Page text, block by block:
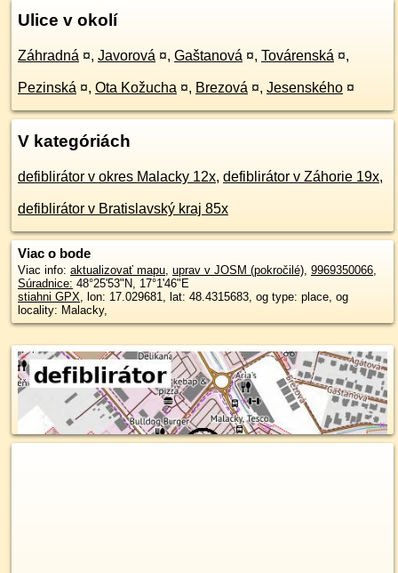
Ulice v okolí
Záhradná ¤, Javorová ¤, Gaštanová ¤, Továrenská ¤,
Pezinská ¤, Ota Kožucha ¤, Brezová ¤, Jesenského ¤
V kategóriách
defiblirátor v okres Malacky 12x, defiblirátor v Záhorie 19x,
defiblirátor v Bratislavský kraj 85x
Viac o bode
Viac info: aktualizovať mapu, uprav v JOSM (pokročilé), 9969350066,
Súradnice: 48°25'53"N, 17°1'46"E
stiahni GPX, lon: 17.029681, lat: 48.4315683, og type: place, og
locality: Malacky,